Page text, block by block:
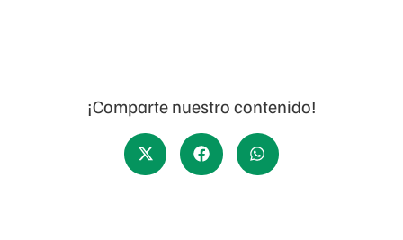
¡Comparte nuestro contenido!